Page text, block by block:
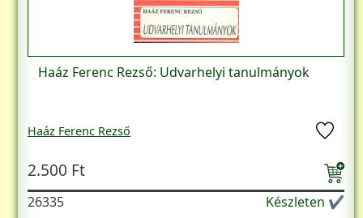
Haáz Ferenc Rezső: Udvarhelyi tanulmányok
Haáz Ferenc Rezső
2.500 Ft
26335 Készleten ✔